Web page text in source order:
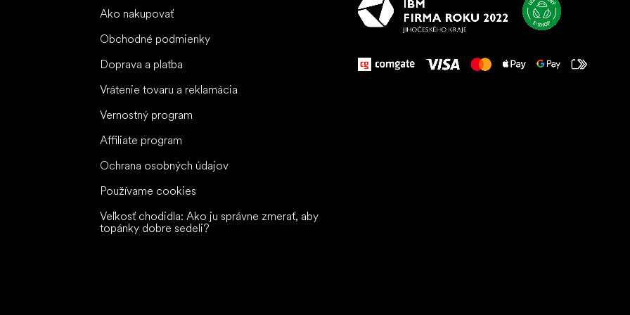
Ako nakupovať
Obchodné podmienky
Doprava a platba
Vrátenie tovaru a reklamácia
Vernostný program
Affiliate program
Ochrana osobných údajov
Používame cookies
Veľkosť chodidla: Ako ju správne zmerať, aby
topánky dobre sedeli?